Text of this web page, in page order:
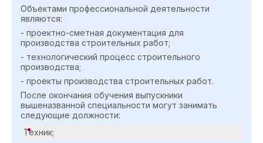
Объектами профессиональной деятельности
являются:
- проектно-сметная документация для
производства строительных работ;
- технологический процесс строительного
производства;
- проекты производства строительных работ.
После окончания обучения выпускники
вышеназванной специальности могут занимать
следующие должности:
Техник;